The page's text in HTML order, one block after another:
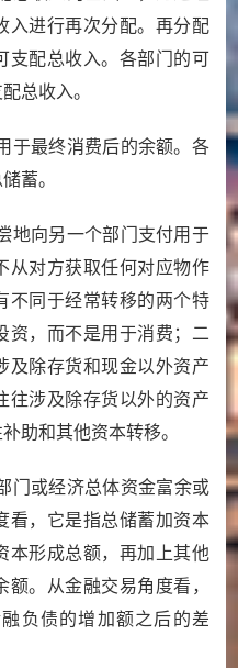
入进行再次分配。再分配
支配总收入。各部门的可
总收入。
于最终消费后的余额。各
蓄。
地向另一个部门支付用于
从对方获取任何对应物作
不同于经常转移的两个特
资，而不是用于消费；二
及除存货和现金以外资产
往涉及除存货以外的资产
助和其他资本转移。
门或经济总体资金富余或
看，它是指总储蓄加资本
本形成总额，再加上其他
。从金融交易角度看，
负债的增加额之后的差